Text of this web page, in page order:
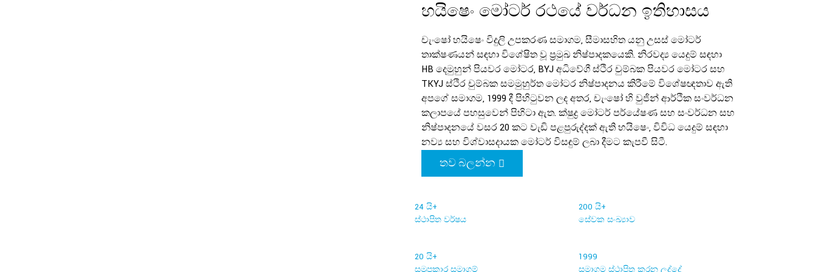
හයිෂෙං මෝටර් රථයේ වර්ධන ඉතිහාසය
චැංෂෝ හයිෂෙං විදුලි උපකරණ සමාගම, සීමාසහිත යනු උසස් මෝටර්
තාක්ෂණයන් සඳහා විශේෂිත වූ ප්‍රමුඛ නිෂ්පාදකයෙකි. නිරවද්‍ය යෙදුම් සඳහා
HB දෙමුහුන් පියවර මෝටර, BYJ අධිවේගී ස්ථිර චුම්බක පියවර මෝටර සහ
TKYJ ස්ථිර චුම්බක සමමුහුර්ත මෝටර නිෂ්පාදනය කිරීමේ විශේෂඥතාව ඇති
අපගේ සමාගම, 1999 දී පිහිටුවන ලද අතර, චැංෂෝ හි වුජින් ආර්ථික සංවර්ධන
කලාපයේ පහසුවෙන් පිහිටා ඇත. ක්ෂුද්‍ර මෝටර් පර්යේෂණ සහ සංවර්ධන සහ
නිෂ්පාදනයේ වසර 20 කට වැඩි පළපුරුද්දක් ඇති හයිෂෙං, විවිධ යෙදුම් සඳහා
නව්‍ය සහ විශ්වාසදායක මෝටර් විසඳුම් ලබා දීමට කැපවී සිටී.
තව බලන්න
24 යි+
ස්ථාපිත වර්ෂය
200 යි+
සේවක සංඛ්‍යාව
20 යි+
සමුපකාර සමාගම්
1999
සමාගම ස්ථාපිත කරන ලද්දේ